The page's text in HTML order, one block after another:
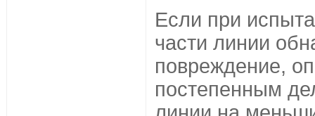
Если при
части линии
повреждение,
постепенным